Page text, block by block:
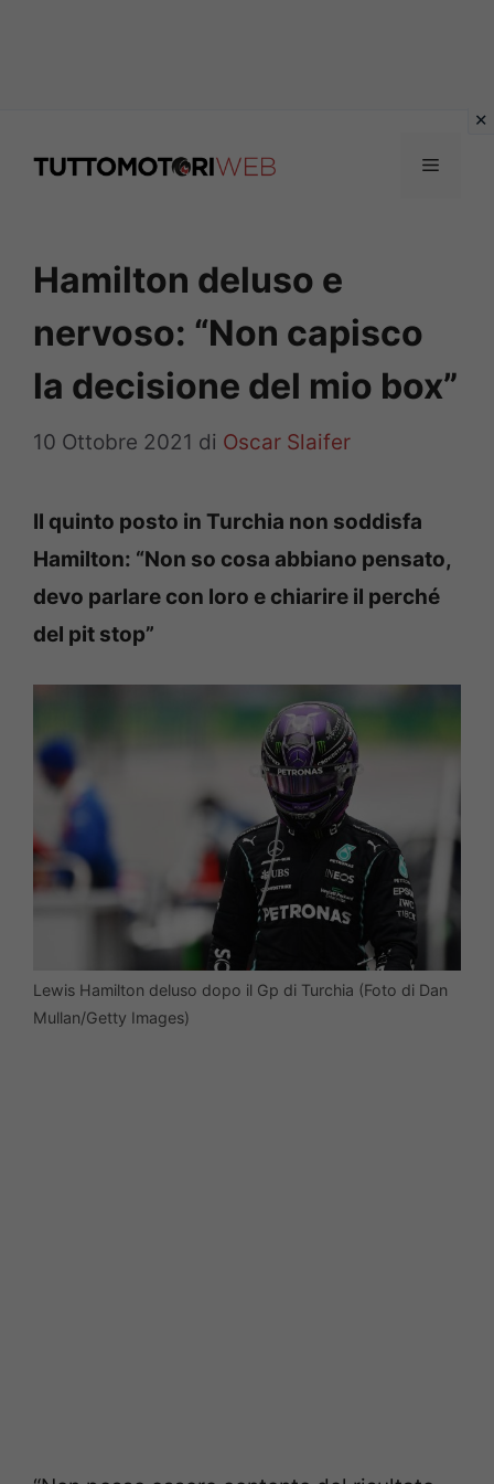
Menu
Hamilton deluso e
nervoso: “Non capisco
la decisione del mio box”
10 Ottobre 2021 di Oscar Slaifer
Il quinto posto in Turchia non soddisfa
Hamilton: “Non so cosa abbiano pensato,
devo parlare con loro e chiarire il perché
del pit stop”
Lewis Hamilton deluso dopo il Gp di Turchia (Foto di Dan
Mullan/Getty Images)